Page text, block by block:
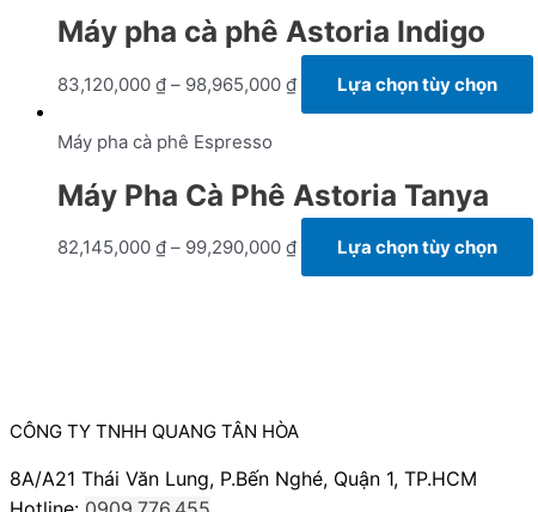
Máy pha cà phê Astoria Indigo
83,120,000 ₫– 98,965,000 ₫ Lựa chọn tùy chọn
Máy pha cà phê Espresso
Máy Pha Cà Phê Astoria Tanya
82,145,000 ₫– 99,290,000 ₫ Lựa chọn tùy chọn
CÔNG TY TNHH QUANG TÂN HÒA
8A/A21 Thái Văn Lung, P.Bến Nghé, Quận 1, TP.HCM